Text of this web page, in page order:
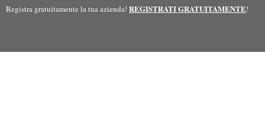
Registra gratuitamente la tua azienda! REGISTRATI GRATUITAMENTE!